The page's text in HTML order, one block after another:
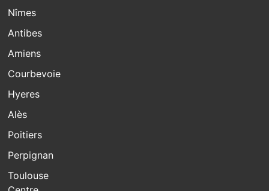
Nîmes
Antibes
Amiens
Courbevoie
Hyeres
Alès
Poitiers
Perpignan
Toulouse